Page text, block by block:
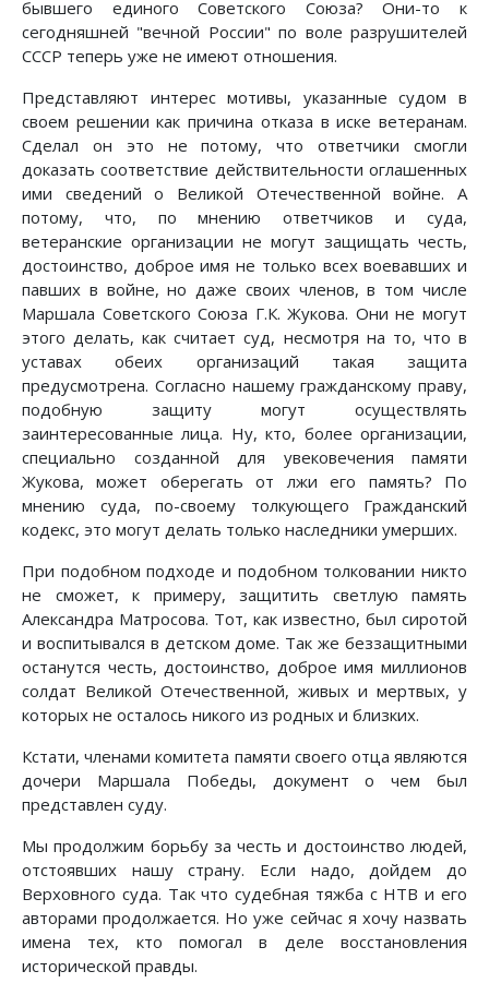
бывшего единого Советского Союза? Они-то к
сегодняшней "вечной России" по воле разрушителей
СССР теперь уже не имеют отношения.
Представляют интерес мотивы, указанные судом в
своем решении как причина отказа в иске ветеранам.
Сделал он это не потому, что ответчики смогли
доказать соответствие действительности оглашенных
ими сведений о Великой Отечественной войне. А
потому, что, по мнению ответчиков и суда,
ветеранские организации не могут защищать честь,
достоинство, доброе имя не только всех воевавших и
павших в войне, но даже своих членов, в том числе
Маршала Советского Союза Г.К. Жукова. Они не могут
этого делать, как считает суд, несмотря на то, что в
уставах обеих организаций такая защита
предусмотрена. Согласно нашему гражданскому праву,
подобную защиту могут осуществлять
заинтересованные лица. Ну, кто, более организации,
специально созданной для увековечения памяти
Жукова, может оберегать от лжи его память? По
мнению суда, по-своему толкующего Гражданский
кодекс, это могут делать только наследники умерших.
При подобном подходе и подобном толковании никто
не сможет, к примеру, защитить светлую память
Александра Матросова. Тот, как известно, был сиротой
и воспитывался в детском доме. Так же беззащитными
останутся честь, достоинство, доброе имя миллионов
солдат Великой Отечественной, живых и мертвых, у
которых не осталось никого из родных и близких.
Кстати, членами комитета памяти своего отца являются
дочери Маршала Победы, документ о чем был
представлен суду.
Мы продолжим борьбу за честь и достоинство людей,
отстоявших нашу страну. Если надо, дойдем до
Верховного суда. Так что судебная тяжба с НТВ и его
авторами продолжается. Но уже сейчас я хочу назвать
имена тех, кто помогал в деле восстановления
исторической правды.